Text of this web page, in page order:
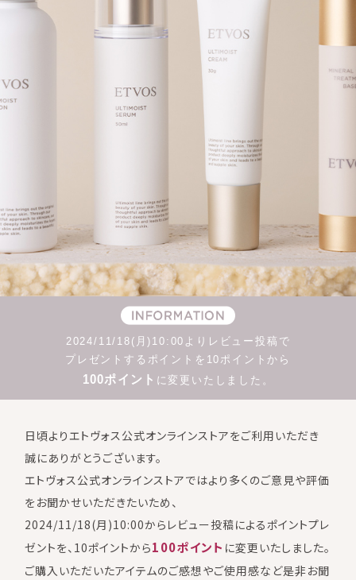
2024/11/18(月)10:00よりレビュー投稿で
プレゼントするポイントを10ポイントから
100ポイント に変更いたしました。
日頃よりエトヴォス公式オンラインストアをご利用いただき
誠にありがとうございます。
エトヴォス公式オンラインストアではより多くのご意見や評価
をお聞かせいただきたいため、
2024/11/18(月)10:00からレビュー投稿によるポイントプレ
ゼントを、10ポイントから100ポイント に変更いたしました。
ご購入いただいたアイテムのご感想やご使用感など是非お聞